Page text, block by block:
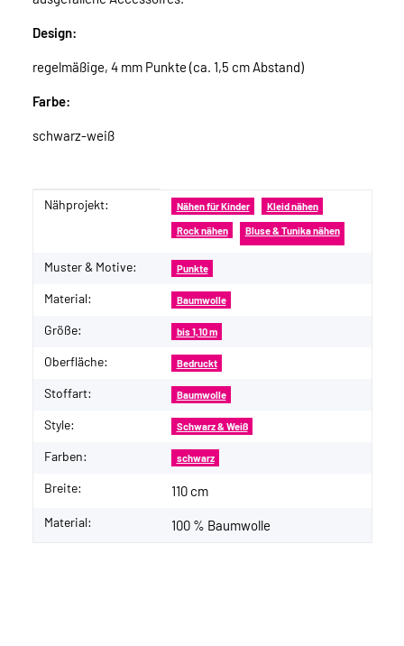
Design:
regelmäßige, 4 mm Punkte (ca. 1,5 cm Abstand)
Farbe:
schwarz-weiß
Produkteigenschaft
Wert
Nähprojekt: Nähen für Kinder Kleid nähen
Rock nähen Bluse & Tunika nähen
Muster & Motive: Punkte
Material: Baumwolle
Größe: bis 1,10 m
Oberfläche: Bedruckt
Stoffart: Baumwolle
Style: Schwarz & Weiß
Farben: schwarz
Breite: 110 cm
Material: 100 % Baumwolle